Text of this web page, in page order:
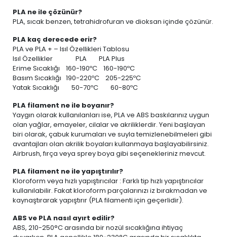
PLA ne ile çözünür?
PLA, sıcak benzen, tetrahidrofuran ve dioksan içinde çözünür.
PLA kaç derecede erir?
PLA ve PLA + – Isıl Özellikleri Tablosu
Isıl Özellikler PLA PLA Plus
Erime Sıcaklığı 160-190ºC 160-190ºC
Basım Sıcaklığı 190-220ºC 205-225ºC
Yatak Sıcaklığı 50-70ºC 60-80ºC
PLA filament ne ile boyanır?
Yaygın olarak kullanılanları ise, PLA ve ABS baskılarınız uygun
olan yağlar, emayeler, cilalar ve akriliklerdir. Yeni başlayan
biri olarak, çabuk kurumaları ve suyla temizlenebilmeleri gibi
avantajları olan akrilik boyaları kullanmaya başlayabilirsiniz.
Airbrush, fırça veya sprey boya gibi seçenekleriniz mevcut.
PLA filament ne ile yapıştırılır?
Kloroform veya hızlı yapıştırıcılar : Farklı tip hızlı yapıştırıcılar
kullanılabilir. Fakat kloroform parçalarınızı iz bırakmadan ve
kaynaştırarak yapıştırır (PLA filamenti için geçerlidir).
ABS ve PLA nasıl ayırt edilir?
ABS, 210-250°C arasında bir nozül sıcaklığına ihtiyaç